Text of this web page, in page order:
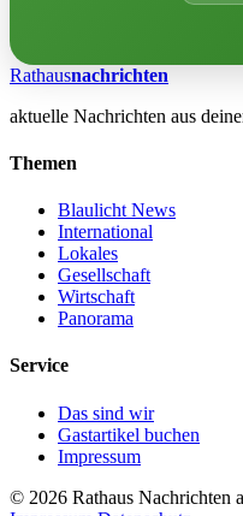
Rathausnachrichten
aktuelle Nachrichten aus
Themen
Blaulicht News
International
Lokales
Gesellschaft
Wirtschaft
Panorama
Service
Das sind wir
Gastartikel buchen
Impressum
© 2026 Rathaus Nachrichten